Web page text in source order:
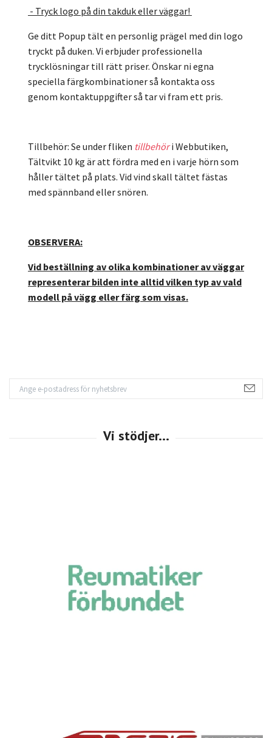
- Tryck logo på din takduk eller väggar!
Ge ditt Popup tält en personlig prägel med din logo
tryckt på duken. Vi erbjuder professionella
trycklösningar till rätt priser. Önskar ni egna
speciella färgkombinationer så kontakta oss
genom kontaktuppgifter så tar vi fram ett pris.
Tillbehör: Se under fliken tillbehöri Webbutiken,
Tältvikt 10 kg är att fördra med en i varje hörn som
håller tältet på plats. Vid vind skall tältet fästas
med spännband eller snören.
OBSERVERA:
Vid beställning av olika kombinationer av väggar
representerar bilden inte alltid vilken typ av vald
modell på vägg eller färg som visas.